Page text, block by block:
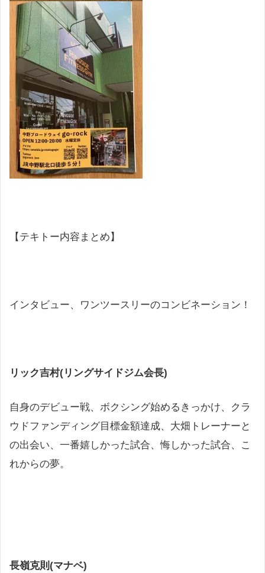
【テキトー内容まとめ】
インタビュー、ワンツースリーのコンビネーション！
リック吉村(リングサイドジム会長)
自身のデビュー戦、ボクシング始めるきっかけ、クラ
ウドファンディング目標金額達成、大畑トレーナーと
の出会い、一番嬉しかった試合、悔しかった試合、こ
れからの夢。
長嶺克則(マナベ)